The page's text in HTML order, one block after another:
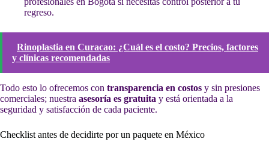
regreso.
Rinoplastia en Curacao: ¿Cuál es el costo? Precios, factores
y clínicas recomendadas
Todo esto lo ofrecemos con transparencia en costos y sin presiones
comerciales; nuestra asesoría es gratuita y está orientada a la
seguridad y satisfacción de cada paciente.
Checklist antes de decidirte por un paquete en México